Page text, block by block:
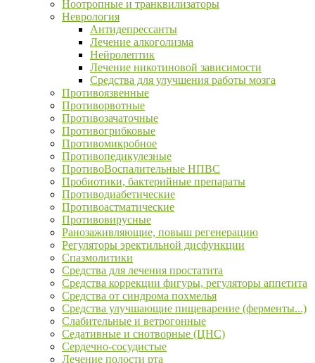
Ноотропные и транквилизаторы
Неврология
Антидепрессанты
Лечение алкоголизма
Нейролептик
Лечение никотиновой зависимости
Средства для улучшения работы мозга
Противоязвенные
Противорвотные
Противозачаточные
Противогрибковые
Противомикробное
Противопедикулезные
ПротивоВоспалительные НПВС
Пробиотики, бактерийные препараты
Противодиабетические
Противоастматические
Противовирусные
Ранозаживляющие, повыш регенерацию
Регуляторы эректильной дисфункции
Спазмолитики
Средства для лечения простатита
Средства коррекции фигуры, регуляторы аппетита
Средства от синдрома похмелья
Средства улучшающие пищеварение (ферменты...)
Слабительные и ветрогонные
Седативные и снотворные (ЦНС)
Сердечно-сосудистые
Лечение полости рта